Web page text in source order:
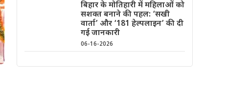
बिहार के मोतिहारी में महिलाओं को
सशक्त बनाने की पहल: ‘सखी
वार्ता’ और ‘181 हेल्पलाइन’ की दी
गई जानकारी
06-16-2026